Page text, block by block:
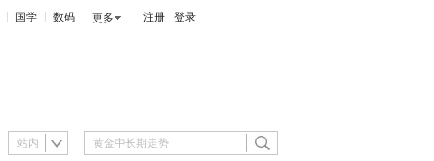
国学 数码 更多 注册 登录
站内